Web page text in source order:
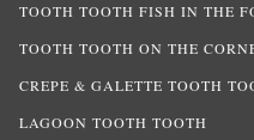
TOOTH TOOTH FISH IN THE
TOOTH TOOTH ON THE
CREPE & GALETTE TOOTH
LAGOON TOOTH TOOTH